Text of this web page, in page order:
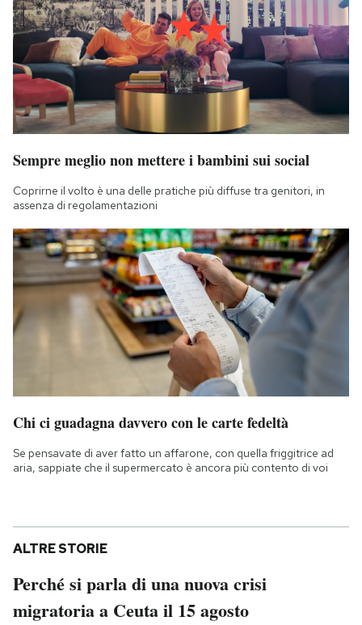
Sempre meglio non mettere i bambini sui social
Coprirne il volto è una delle pratiche più diffuse tra genitori, in
assenza di regolamentazioni
Chi ci guadagna davvero con le carte fedeltà
Se pensavate di aver fatto un affarone, con quella friggitrice ad
aria, sappiate che il supermercato è ancora più contento di voi
ALTRE STORIE
Perché si parla di una nuova crisi
migratoria a Ceuta il 15 agosto